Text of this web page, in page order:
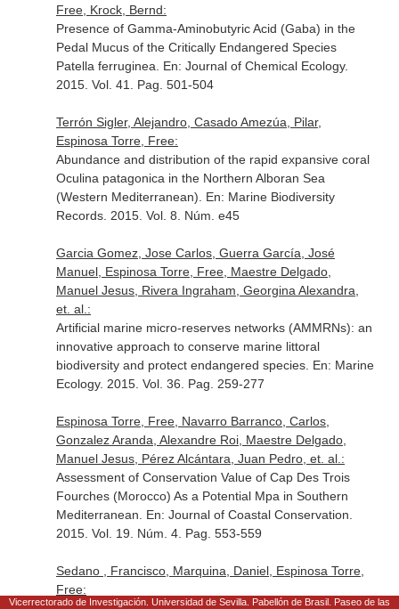
Free, Krock, Bernd:
Presence of Gamma-Aminobutyric Acid (Gaba) in the
Pedal Mucus of the Critically Endangered Species
Patella ferruginea. En: Journal of Chemical Ecology.
2015. Vol. 41. Pag. 501-504
Terrón Sigler, Alejandro, Casado Amezúa, Pilar,
Espinosa Torre, Free:
Abundance and distribution of the rapid expansive coral
Oculina patagonica in the Northern Alboran Sea
(Western Mediterranean). En: Marine Biodiversity
Records. 2015. Vol. 8. Núm. e45
Garcia Gomez, Jose Carlos, Guerra García, José
Manuel, Espinosa Torre, Free, Maestre Delgado,
Manuel Jesus, Rivera Ingraham, Georgina Alexandra,
et. al.:
Artificial marine micro-reserves networks (AMMRNs): an
innovative approach to conserve marine littoral
biodiversity and protect endangered species. En: Marine
Ecology. 2015. Vol. 36. Pag. 259-277
Espinosa Torre, Free, Navarro Barranco, Carlos,
Gonzalez Aranda, Alexandre Roi, Maestre Delgado,
Manuel Jesus, Pérez Alcántara, Juan Pedro, et. al.:
Assessment of Conservation Value of Cap Des Trois
Fourches (Morocco) As a Potential Mpa in Southern
Mediterranean. En: Journal of Coastal Conservation
2015. Vol. 19. Núm. 4. Pag. 553-559
Sedano , Francisco, Marquina, Daniel, Espinosa Torre,
Free:
Vicerrectorado de Investigación. Universidad de Sevilla. Pabellón de Brasil. Paseo de las